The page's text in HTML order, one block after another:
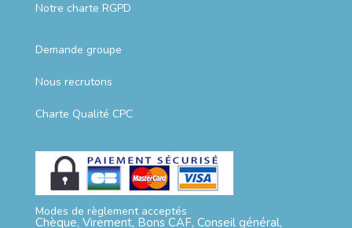
Notre charte RGPD
Demande groupe
Nous recrutons
Charte Qualité CPC
Modes de règlement acceptés
Chèque, Virement, Bons CAF, Conseil général,